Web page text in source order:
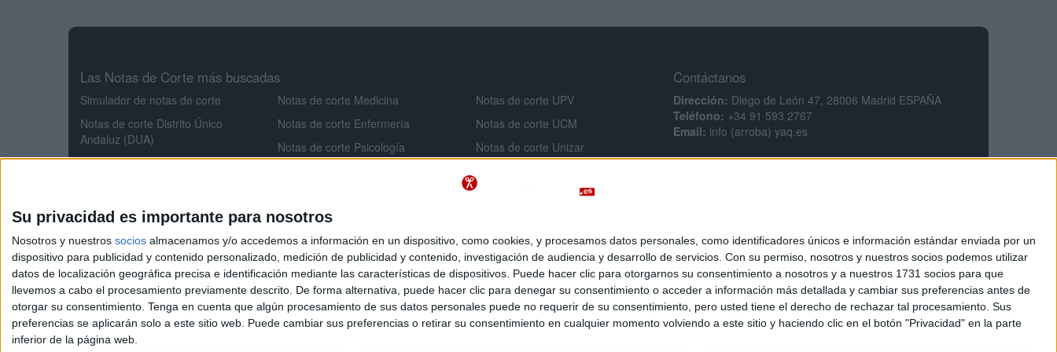
Su privacidad es importante para nosotros
Nosotros y nuestros socios almacenamos y/o accedemos a información en un dispositivo, como cookies, y procesamos datos personales, como identificadores únicos e información estándar enviada por un
dispositivo para publicidad y contenido personalizado, medición de publicidad y contenido, investigación de audiencia y desarrollo de servicios. Con su permiso, nosotros y nuestros socios podemos utilizar
datos de localización geográfica precisa e identificación mediante las características de dispositivos. Puede hacer clic para otorgarnos su consentimiento a nosotros y a nuestros 1731 socios para que
llevemos a cabo el procesamiento previamente descrito. De forma alternativa, puede hacer clic para denegar su consentimiento o acceder a información más detallada y cambiar sus preferencias antes de
otorgar su consentimiento. Tenga en cuenta que algún procesamiento de sus datos personales puede no requerir de su consentimiento, pero usted tiene el derecho de rechazar tal procesamiento. Sus
preferencias se aplicarán solo a este sitio web. Puede cambiar sus preferencias o retirar su consentimiento en cualquier momento volviendo a este sitio y haciendo clic en el botón "Privacidad" en la parte
inferior de la página web.
Las Notas de Corte más buscadas
Simulador de notas de corte
Notas de corte Distrito Único
Andaluz (DUA)
Notas de corte Madrid
Notas de corte Cataluña
Notas de corte Galicia
Notas de corte Granada
Notas de corte Medicina
Notas de corte Enfermería
Notas de corte Psicología
Aeroespacial
Notas de corte Criminología
Notas de corte Derecho
Notas de corte Inef
Notas de corte UPV
Notas de corte UCM
Notas de corte Unizar
Notas de corte USAL
Notas de corte UA
Contáctanos
Dirección: Diego de León 47, 28006 Madrid ESPAÑA
Teléfono: +34 91 593 2767
Email: info (arroba) yaq.es
Política de cookies
NotasdeCorte.es es un servicio de , la comunidad social de los universitarios.Regístrate